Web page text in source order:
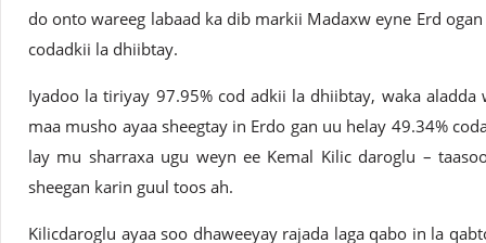
do onto wareeg labaad ka dib markii Madaxw eyne Erd
codadkii la dhiibtay.
Iyadoo la tiriyay 97.95% cod adkii la dhiibtay, waka
maa musho ayaa sheegtay in Erdo gan uu helay 49.34%
lay mu sharraxa ugu weyn ee Kemal Kilic daroglu –
sheegan karin guul toos ah.
Kilicdaroglu ayaa soo dhaweeyay rajada laga qabo in la